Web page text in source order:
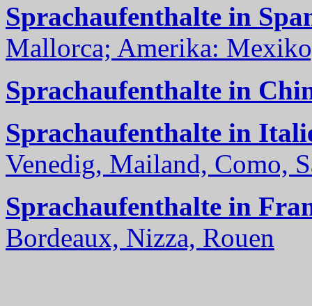
Sprachaufenthalte in
Mallorca; Amerika:
Sprachaufenthalte in
Sprachaufenthalte in
Venedig, Mailand, Como,
Sprachaufenthalte in
Bordeaux, Nizza, Rouen